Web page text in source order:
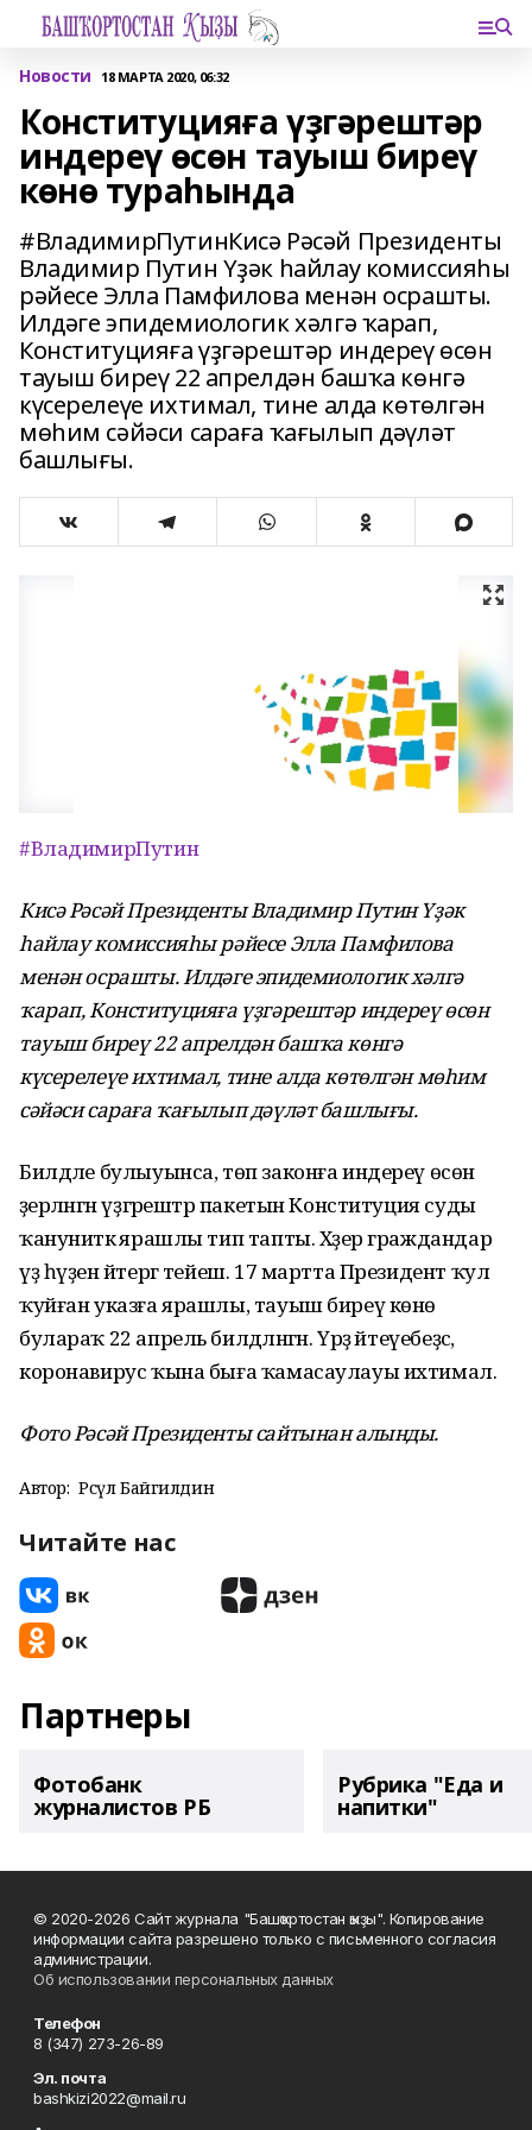
Новости 18 МАРТА 2020, 06:32
Конституцияға үҙгәрештәр
индереү өсөн тауыш биреү
көнө тураһында
#ВладимирПутинКисә Рәсәй Президенты
Владимир Путин Үҙәк һайлау комиссияһы
рәйесе Элла Памфилова менән осрашты.
Илдәге эпидемиологик хәлгә ҡарап,
Конституцияға үҙгәрештәр индереү өсөн
тауыш биреү 22 апрелдән башҡа көнгә
күсерелеүе ихтимал, тине алда көтөлгән
мөһим сәйәси сараға ҡағылып дәүләт
башлығы.
#ВладимирПутин
Кисә Рәсәй Президенты Владимир Путин Үҙәк
һайлау комиссияһы рәйесе Элла Памфилова
менән осрашты. Илдәге эпидемиологик хәлгә
ҡарап, Конституцияға үҙгәрештәр индереү өсөн
тауыш биреү 22 апрелдән башҡа көнгә
күсерелеүе ихтимал, тине алда көтөлгән мөһим
сәйәси сараға ҡағылып дәүләт башлығы.
Билдәле булыуынса, төп законға индереү өсөн
әҙерләнгән үҙгәрештәр пакетын Конституция суды
ҡануниәткә ярашлы тип тапты. Хәҙер граждандар
үҙ һүҙен әйтергә тейеш. 17 мартта Президент ҡул
ҡуйған указға ярашлы, тауыш биреү көнө
булараҡ 22 апрель билдәләнгән. Үрҙә әйтеүебеҙсә,
коронавирус ҡына быға ҡамасаулауы ихтимал.
Фото Рәсәй Президенты сайтынан алынды.
Автор: Рәсүл Байгилдин
Читайте нас
Партнеры
Фотобанк
журналистов РБ
Рубрика "Еда и
напитки"
© 2020-2026 Сайт журнала "Башҡортостан ҡыҙы". Копирование
информации сайта разрешено только с письменного согласия
администрации.
Об использовании персональных данных
Телефон
8 (347) 273-26-89
Эл. почта
bashkizi2022@mail.ru